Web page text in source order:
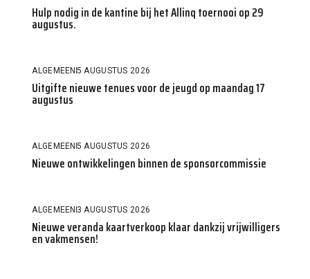
Hulp nodig in de kantine bij het Allinq toernooi op 29
augustus.
ALGEMEEN5 AUGUSTUS 2026
Uitgifte nieuwe tenues voor de jeugd op maandag 17
augustus
ALGEMEEN5 AUGUSTUS 2026
Nieuwe ontwikkelingen binnen de sponsorcommissie
ALGEMEEN3 AUGUSTUS 2026
Nieuwe veranda kaartverkoop klaar dankzij vrijwilligers
en vakmensen!